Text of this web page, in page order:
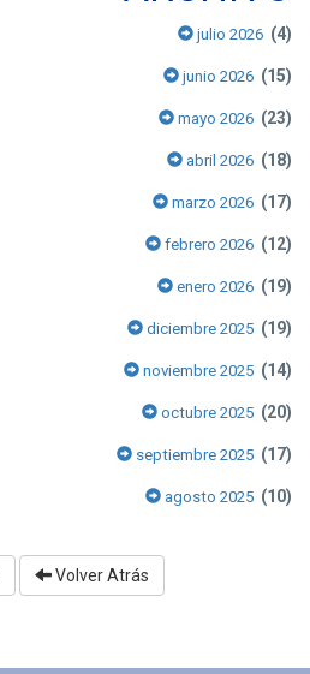
julio 2026 (4)
junio 2026 (15)
mayo 2026 (23)
abril 2026 (18)
marzo 2026 (17)
febrero 2026 (12)
enero 2026 (19)
diciembre 2025 (19)
noviembre 2025 (14)
octubre 2025 (20)
septiembre 2025 (17)
agosto 2025 (10)
Volver Atrás